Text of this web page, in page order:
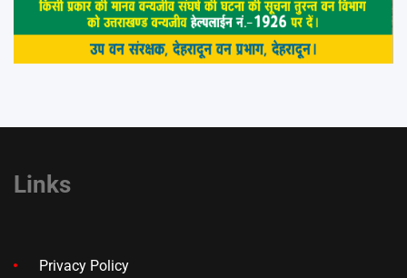
Links
Privacy Policy